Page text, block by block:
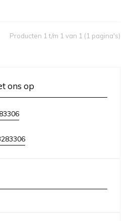
Producten 1 t/m 1 van 1 (1 pagina's)
ons op